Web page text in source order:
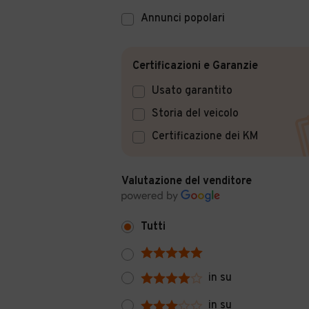
Annunci popolari
Certificazioni e Garanzie
Usato garantito
Storia del veicolo
Certificazione dei KM
Valutazione del venditore
Tutti
in su
in su